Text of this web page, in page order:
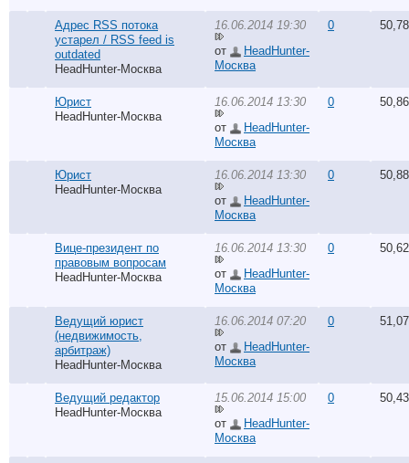
Адрес RSS потока
устарел / RSS feed is
outdated
HeadHunter-Москва
16.06.2014 19:30
от
HeadHunter-
Москва
0
Юрист
HeadHunter-Москва
16.06.2014 13:30
от
HeadHunter-
Москва
0
Юрист
HeadHunter-Москва
16.06.2014 13:30
от
HeadHunter-
Москва
0
Вице-президент по
правовым вопросам
HeadHunter-Москва
16.06.2014 13:30
от
HeadHunter-
Москва
0
Ведущий юрист
(недвижимость,
арбитраж)
HeadHunter-Москва
16.06.2014 07:20
от
HeadHunter-
Москва
0
Ведущий редактор
HeadHunter-Москва
15.06.2014 15:00
от
HeadHunter-
Москва
0